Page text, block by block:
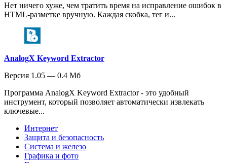
Нет ничего хуже, чем тратить время на исправление ошибок в
HTML-разметке вручную. Каждая скобка, тег и...
AnalogX Keyword Extractor
Версия 1.05 — 0.4 Мб
Программа AnalogX Keyword Extractor - это удобный
инструмент, который позволяет автоматически извлекать
ключевые...
Интернет
Защита и безопасность
Система и железо
Графика и фото